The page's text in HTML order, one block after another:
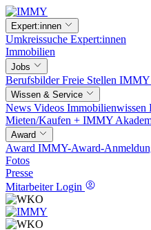
Expert:innen
Umkreissuche Expert:innen
Immobilien
Jobs
BerufsbilderFreie Stellen IMMY
Wissen & Service
News Videos Immobilienwissen
Mieten/Kaufen + IMMY
Award
Award IMMY-Award-
Fotos
Presse
Mitarbeiter Login